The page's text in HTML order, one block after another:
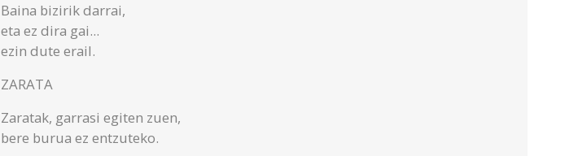
Baina bizirik darrai,
eta ez dira gai...
ezin dute erail.
ZARATA
Zaratak, garrasi egiten zuen,
bere burua ez entzuteko.